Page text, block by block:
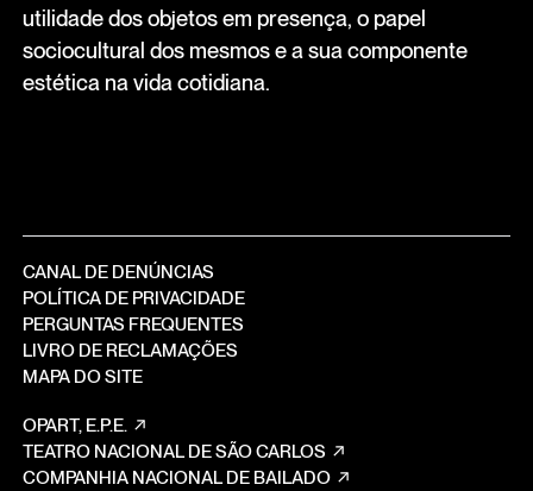
utilidade dos objetos em presença, o papel
sociocultural dos mesmos e a sua componente
estética na vida cotidiana.
CANAL DE DENÚNCIAS
POLÍTICA DE PRIVACIDADE
PERGUNTAS FREQUENTES
LIVRO DE RECLAMAÇÕES
MAPA DO SITE
OPART, E.P.E.
TEATRO NACIONAL DE SÃO CARLOS
COMPANHIA NACIONAL DE BAILADO